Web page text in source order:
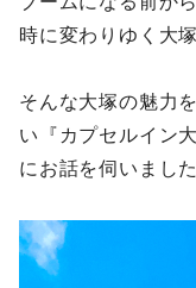
時に変わりゆく大
そんな大塚の魅力
い『カプセルイン
にお話を伺いました